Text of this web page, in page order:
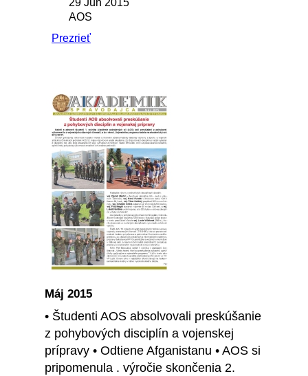
29 Jún 2015
AOS
Prezrieť
Máj 2015
• Študenti AOS absolvovali preskúšanie
z pohybových disciplín a vojenskej
prípravy • Odtiene Afganistanu • AOS si
pripomenula . výročie skončenia 2.